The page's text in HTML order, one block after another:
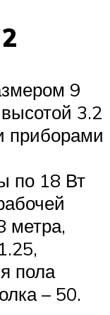
9
3.2
приборами
по 18 Вт
метра,
пола
– 50.